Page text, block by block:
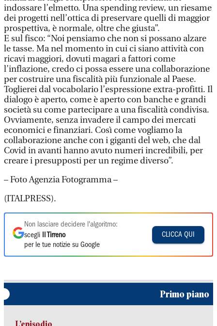
indossare l’elmetto. Una spending review, un riesame
dei progetti nell’ottica di preservare quelli di maggior
prospettiva, è normale, oltre che giusta”.
E sul fisco: “Noi pensiamo che non si possano alzare
le tasse. Ma nel momento in cui ci siano attività con
ricavi maggiori, dovuti magari a fattori come
l’inflazione, credo ci possa essere una collaborazione
per costruire una fiscalità più funzionale al Paese.
Toglierei dal vocabolario l’espressione extra-profitti. Il
dialogo è aperto, come è aperto con banche e grandi
società su come partecipare a una fiscalità condivisa.
Ovviamente, senza invadere il campo dei mercati
economici e finanziari. Così come vogliamo la
collaborazione anche con i giganti del web, che dal
Covid in avanti hanno avuto numeri incredibili, per
creare i presupposti per un regime diverso”.
– Foto Agenzia Fotogramma –
(ITALPRESS).
Non lasciare decidere l'algoritmo:
scegli
Il Tirreno
per le tue notizie su Google
CLICCA QUI
Primo piano